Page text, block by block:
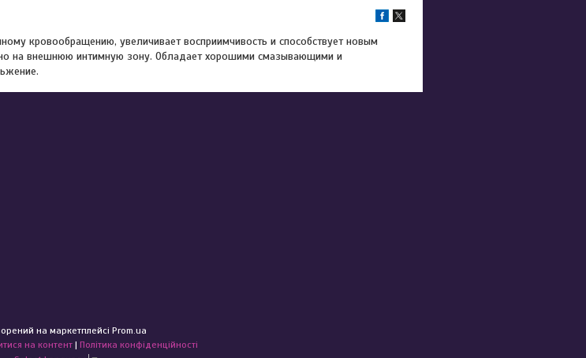
кровообращению, увеличивает восприимчивость и способствует новым
на внешнюю интимную зону. Обладает хорошими смазывающими и
на маркетплейсі Prom.ua
на контент | Політика конфіденційності